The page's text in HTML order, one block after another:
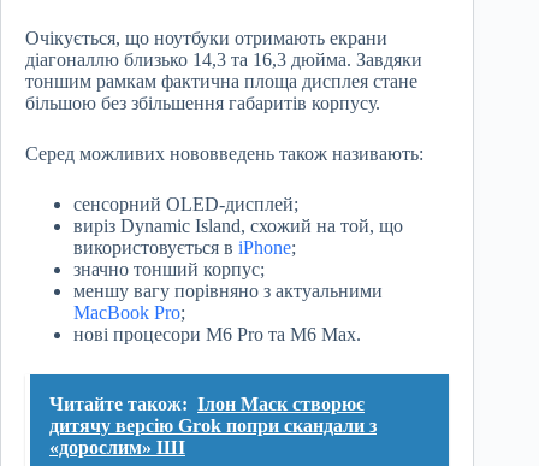
Очікується, що ноутбуки отримають екрани
діагоналлю близько 14,3 та 16,3 дюйма. Завдяки
тоншим рамкам фактична площа дисплея стане
більшою без збільшення габаритів корпусу.
Серед можливих нововведень також називають:
сенсорний OLED-дисплей;
виріз Dynamic Island, схожий на той, що
використовується в iPhone;
значно тонший корпус;
меншу вагу порівняно з актуальними
MacBook Pro;
нові процесори M6 Pro та M6 Max.
Читайте також: Ілон Маск створює
дитячу версію Grok попри скандали з
«дорослим» ШІ